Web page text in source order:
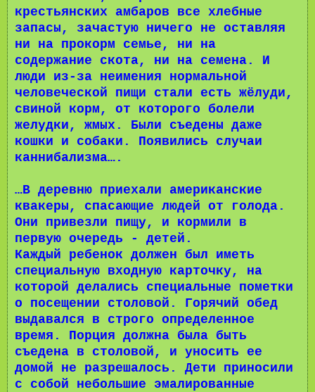
крестьянских амбаров все хлебные
запасы, зачастую ничего не оставляя
ни на прокорм семье, ни на
содержание скота, ни на семена. И
люди из-за неимения нормальной
человеческой пищи стали есть жёлуди,
свиной корм, от которого болели
желудки, жмых. Были съедены даже
кошки и собаки. Появились случаи
каннибализма….
…В деревню приехали американские
квакеры, спасающие людей от голода.
Они привезли пищу, и кормили в
первую очередь - детей.
Каждый ребенок должен был иметь
специальную входную карточку, на
которой делались специальные пометки
о посещении столовой. Горячий обед
выдавался в строго определенное
время. Порция должна была быть
съедена в столовой, и уносить ее
домой не разрешалось. Дети приносили
с собой небольшие эмалированные